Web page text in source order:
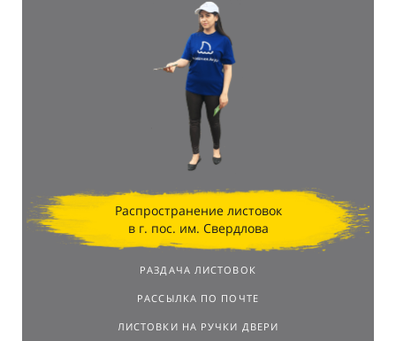
Распространение листовок
в г. пос. им. Свердлова
РАЗДАЧА ЛИСТОВОК
РАССЫЛКА ПО ПОЧТЕ
ЛИСТОВКИ НА РУЧКИ ДВЕРИ